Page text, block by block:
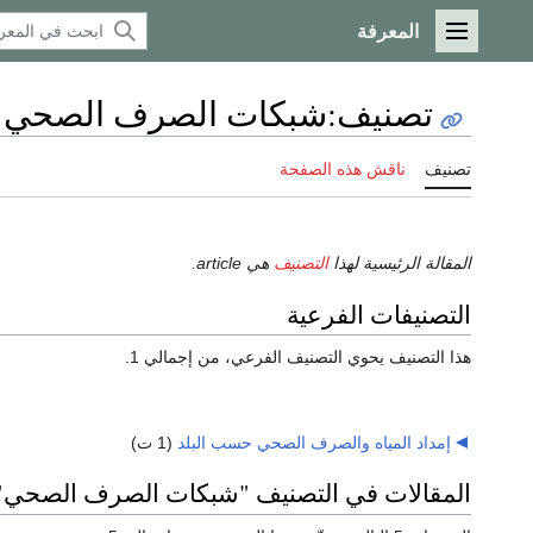
القائمة الرئيسية
المعرفة
تصنيف:شبكات الصرف الصحي
تصنيف ناقش هذه الصفحة
المقالة الرئيسية لهذاالتصنيف هي article.
التصنيفات الفرعية
هذا التصنيف يحوي التصنيف الفرعي، من إجمالي 1.
إمداد المياه والصرف الصحي حسب البلد (1 ت)
المقالات في التصنيف "شبكات الصرف